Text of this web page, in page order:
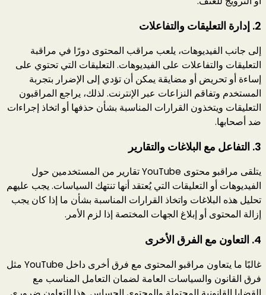
2. إدارة التعليقات والتفاعلات
إلى جانب الفيديوهات، يلعب مراقب المحتوى دورًا في مراقبة
التعليقات والتفاعلات على الفيديوهات. التعليقات التي تحتوي على
إساءة أو تحريض أو مضايقة يمكن أن تؤدي إلى الإضرار بتجربة
المستخدم وتفاقم النزاعات عبر الإنترنت. لذلك، يراجع المراقبون
التعليقات ويتخذون القرارات المناسبة بشأن حذفها أو اتخاذ إجراءات
ضد أصحابها.
3. التفاعل مع البلاغات والتقارير
يتلقى مراقبو محتوى YouTube تقارير من المستخدمين حول
الفيديوهات أو التعليقات التي يُعتقد أنها تنتهك السياسات. يجب عليهم
تحليل هذه البلاغات واتخاذ القرارات المناسبة بشأن ما إذا كان يجب
إزالة المحتوى أو إبلاغ الجهات المختصة إذا لزم الأمر.
4. التعاون مع الفرق الأخرى
غالبًا ما يتعاون مراقبو المحتوى مع فرق أخرى داخل YouTube مثل
فرق القانون والسياسات العامة لضمان التعامل المناسب مع